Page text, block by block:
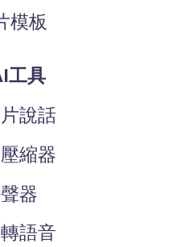
模板
工具
說話
縮器
器
語音